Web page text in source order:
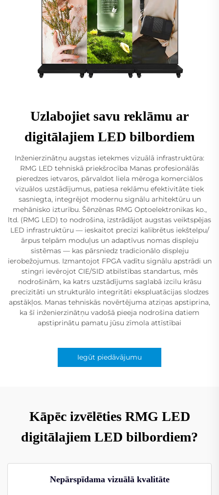
Uzlabojiet savu reklāmu ar
digitālajiem LED bilbordiem
Inženierzinātņu augstas ietekmes vizuālā infrastruktūra:
RMG LED tehniskā priekšrocība Manas profesionālās
pieredzes ietvaros, pārvaldot liela mēroga komerciālos
vizuālos uzstādījumus, patiesa reklāmu efektivitāte tiek
sasniegta, integrējot modernu signālu arhitektūru un
mehānisko izturību. Šēnzēnas RMG Optoelektronikas ko.,
ltd. (RMG LED) to nodrošina, izstrādājot augstas veiktspējas
LED infrastruktūru — ieskaitot precīzi kalibrētus iekštelpu/
ārpus telpām moduļus un adaptīvus nomas displeju
sistēmas — kas pārsniedz tradicionālo displeju
ierobežojumus. Izmantojot FPGA vadītu signālu apstrādi un
stingri ievērojot CIE/SID atbilstības standartus, mēs
nodrošinām, ka katrs uzstādījums saglabā izcilu krāsu
precizitāti un strukturālo integritāti ekspluatācijas slodzes
apstākļos. Manas tehniskās novērtējuma atziņas apstiprina,
ka šī inženierzinātņu vadošā pieeja nodrošina datiem
apstiprinātu pamatu jūsu zīmola attīstībai
Iegūt piedāvājumu
Kāpēc izvēlēties RMG LED
digitālajiem LED bilbordiem?
Nepārspīdama vizuālā kvalitāte